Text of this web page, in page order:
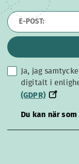
Ja, jag
digitalt i
(GDPR)
Du kan när